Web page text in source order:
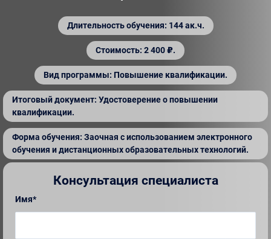
Длительность обучения: 144 ак.ч.
Стоимость: 2 400 ₽.
Вид программы: Повышение квалификации.
Итоговый документ: Удостоверение о повышении
квалификации.
Форма обучения: Заочная с использованием электронного
обучения и дистанционных образовательных технологий.
Консультация специалиста
Имя*